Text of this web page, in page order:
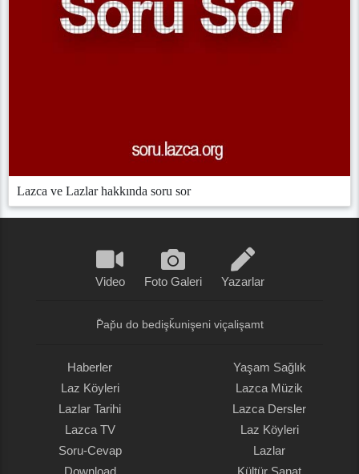
Lazca ve Lazlar hakkında soru sor
Video Foto Galeri Yazarlar
P̌ap̌u do bedişǩunişeni viçalişamt
Haberler
Laz Köyleri
Lazlar Tarihi
Lazca TV
Soru-Cevap
Yaşam Sağlık
Lazca Müzik
Lazca Dersler
Laz Köyleri
Lazlar